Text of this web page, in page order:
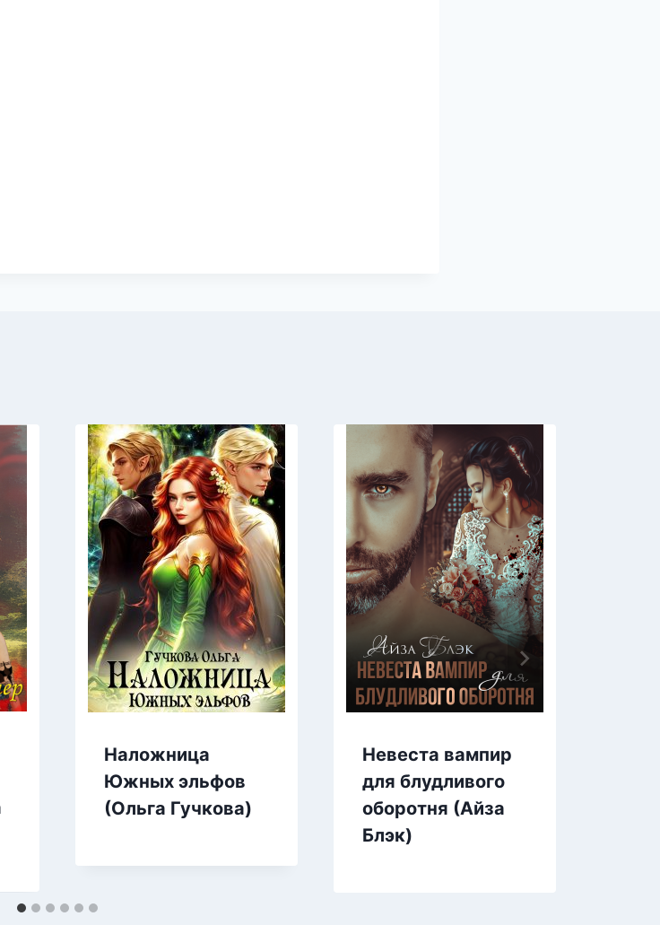
Наложница
Южных эльфов
(Ольга Гучкова)
Невеста вампир
для блудливого
оборотня (Айза
Блэк)